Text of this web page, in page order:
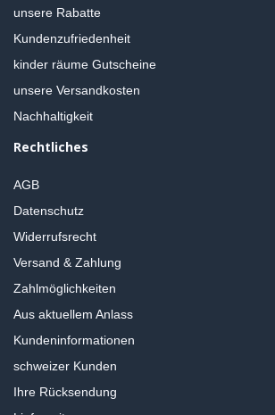
unsere Rabatte
Kundenzufriedenheit
kinder räume Gutscheine
unsere Versandkosten
Nachhaltigkeit
Rechtliches
AGB
Datenschutz
Widerrufsrecht
Versand & Zahlung
Zahlmöglichkeiten
Aus aktuellem Anlass
Kundeninformationen
schweizer Kunden
Ihre Rücksendung